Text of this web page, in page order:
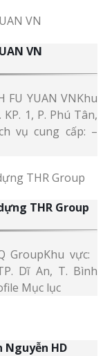
VN
YUAN VNKhu
1, P. Phú Tân,
vụ cung cấp: –
THR Group
GroupKhu vực:
Dĩ An, T. Bình
Mục lục
HD